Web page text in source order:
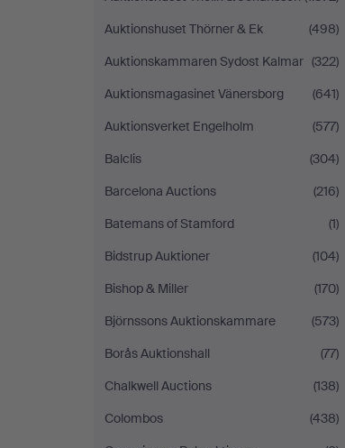
Auktionshuset Thörner & Ek
(498)
Auktionskammaren Sydost Kalmar (322)
Auktionsmagasinet Vänersborg
(641)
Auktionsverket Engelholm
(577)
Balclis
(304)
Barcelona Auctions
(216)
Batemans of Stamford
(1)
Bidstrup Auktioner
(104)
Bishop & Miller
(170)
Björnssons Auktionskammare
(573)
Borås Auktionshall
(77)
Chalkwell Auctions
(138)
Colombos
(438)